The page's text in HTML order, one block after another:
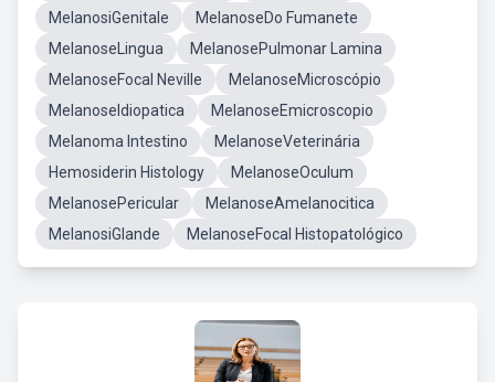
MelanosiGenitale
MelanoseDo Fumanete
MelanoseLingua
MelanosePulmonar Lamina
MelanoseFocal Neville
MelanoseMicroscópio
MelanoseIdiopatica
MelanoseEmicroscopio
Melanoma Intestino
MelanoseVeterinária
Hemosiderin Histology
MelanoseOculum
MelanosePericular
MelanoseAmelanocitica
MelanosiGlande
MelanoseFocal Histopatológico